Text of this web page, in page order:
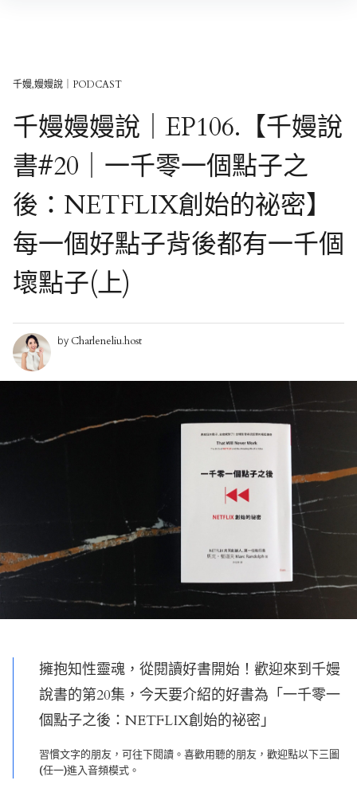
千嫚,嫚嫚說｜PODCAST
千嫚嫚嫚說｜EP106.【千嫚說
書#20｜一千零一個點子之
後：NETFLIX創始的祕密】
每一個好點子背後都有一千個
壞點子(上)
by Charleneliu.host
擁抱知性靈魂，從閱讀好書開始！歡迎來到千嫚
說書的第20集，今天要介紹的好書為「一千零一
個點子之後：NETFLIX創始的祕密」
習慣文字的朋友，可往下閱讀。喜歡用聽的朋友，歡迎點以下三圖
(任一)進入音頻模式。